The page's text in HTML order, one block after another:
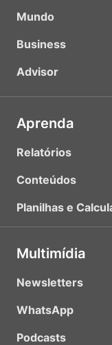
Mundo
Business
Advisor
Aprenda
Relatórios
Conteúdos
Planilhas e
Multimídia
Newsletters
WhatsApp
Podcasts